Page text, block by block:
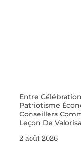
Entre
Patriotisme
Conseillers
Leçon De
2 août 2026